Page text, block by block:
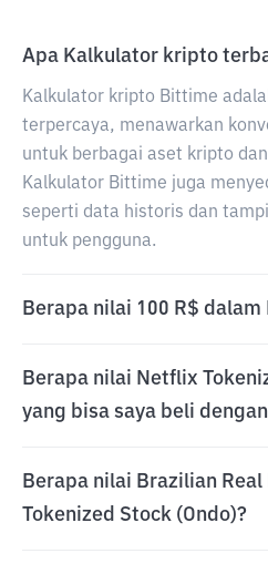
Apa Kalkulator kripto
Kalkulator kripto Bittime
terpercaya, menawarkan
untuk berbagai aset kripto
Kalkulator Bittime juga
seperti data historis dan
untuk pengguna.
Berapa nilai 100 R$ dalam
Berapa nilai Netflix
yang bisa saya beli
Berapa nilai Brazilian
Tokenized Stock (Ondo)?